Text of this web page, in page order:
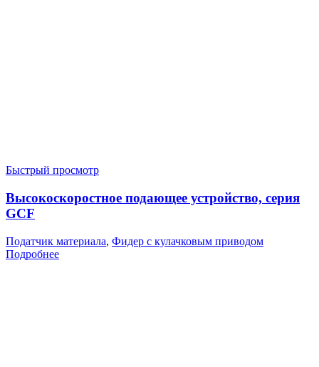
Быстрый просмотр
Высокоскоростное подающее устройство, серия
GCF
Податчик материала, Фидер с кулачковым приводом
Подробнее